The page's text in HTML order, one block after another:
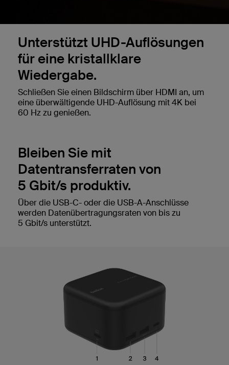
Unterstützt UHD-Auflösungen
für eine kristallklare
Wiedergabe.
Schließen Sie einen Bildschirm über HDMI an, um
eine überwältigende UHD-Auflösung mit 4K bei
60 Hz zu genießen.
Bleiben Sie mit
Datentransferraten von
5 Gbit/s produktiv.
Über die USB-C- oder die USB-A-Anschlüsse
werden Datenübertragungsraten von bis zu
5 Gbit/s unterstützt.